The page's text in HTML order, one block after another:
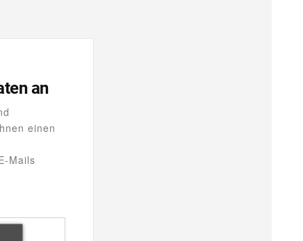
an
einen
Mails